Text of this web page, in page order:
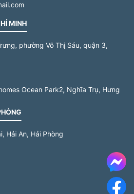
MINH
phường Võ Thị Sáu, quận 3,
Ocean Park2, Nghĩa Trụ, Hưng
Hải An, Hải Phòng